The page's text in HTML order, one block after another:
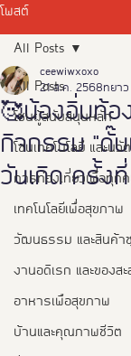
โพสต์
All Posts
โซนผู้สนับสนุนหลัก
โซนเทคโนโลยี และนวั
การท่องเที่ยวเพื่อทุก
เทคโนโลยีเพื่อสุขภาพ
วัฒนธรรม และสินค้า
งานอดิเรก และของสะ
อาหารเพือสุขภาพ
บ้านและคุณภาพชีวิต
All Posts
🥰น้องอิ่มท้อ
กิจกรรม "ดั๊บ
วันเกิด ครั้ง
ceewiwxoxo
21 ส.ค. 2568
ยาว